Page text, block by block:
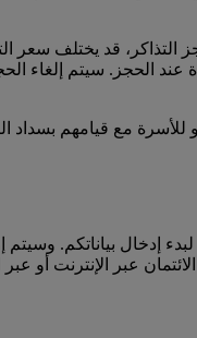
قد يختلف سعر
الحجز. سيتم إلغاء
مع قيامهم بسداد
إدخال بياناتكم. وسيتم
عبر الإنترنت أو